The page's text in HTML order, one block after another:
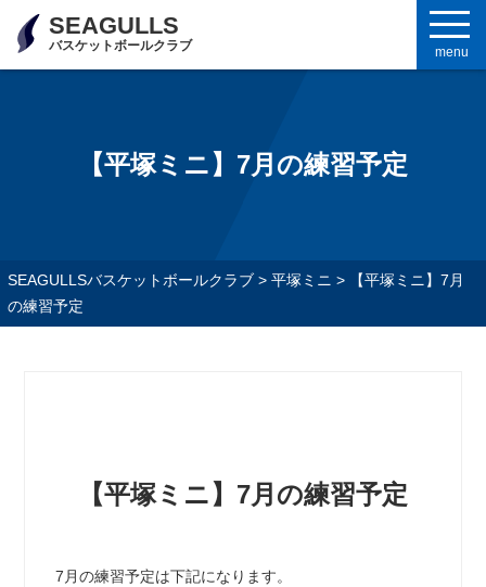
SEAGULLS
バスケットボールクラブ menu
【平塚ミニ】7月の練習予定
SEAGULLSバスケットボールクラブ> 平塚ミニ >
【平塚ミニ】7月
の練習予定
【平塚ミニ】7月の練習予定
7月の練習予定は下記になります。